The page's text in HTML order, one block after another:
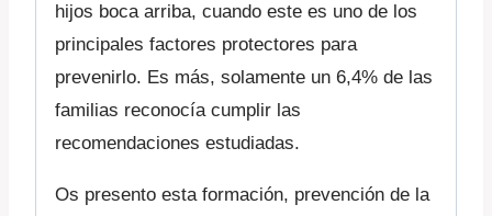
hijos boca arriba, cuando este es uno de los
principales factores protectores para
prevenirlo. Es más, solamente un 6,4% de las
familias reconocía cumplir las
recomendaciones estudiadas.
Os presento esta formación, prevención de la